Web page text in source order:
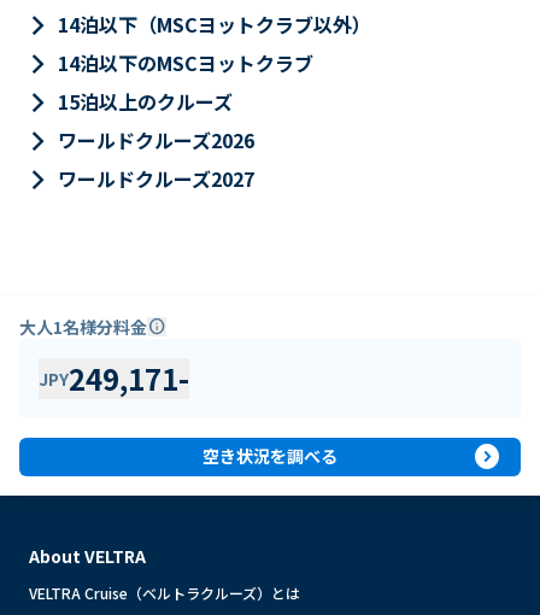
keyboard_arrow_right 14泊以下（MSCヨットクラブ以外）
keyboard_arrow_right 14泊以下のMSCヨットクラブ
keyboard_arrow_right 15泊以上のクルーズ
keyboard_arrow_right ワールドクルーズ2026
keyboard_arrow_right ワールドクルーズ2027
大人1名様分料金info
JPY249,171-
空き状況を調べる expand_circle_right
About VELTRA
VELTRA Cruise（ベルトラクルーズ）とは